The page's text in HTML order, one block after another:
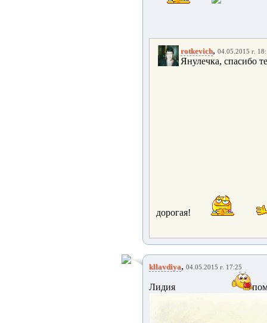
rotkevich, 04.05.2015 г.
Янулечка, спасибо
дорогая!
kllavdiya, 04.05.2015 г. 17:25
Лидия